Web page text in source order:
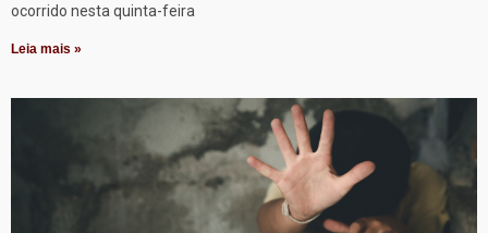
ocorrido nesta quinta-feira
Leia mais »